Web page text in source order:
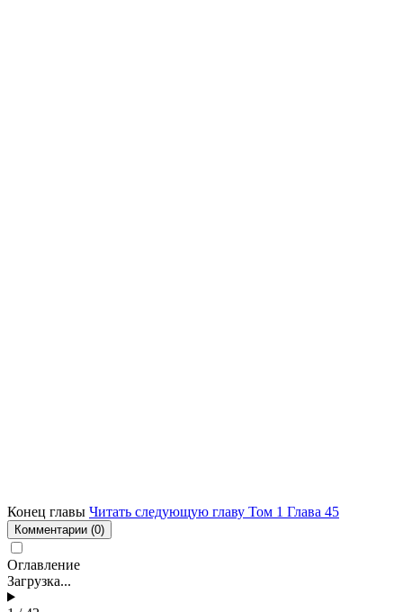
Конец главы Читать следующую главу Том 1 Глава 45
Комментарии (0)
Оглавление
Загрузка...